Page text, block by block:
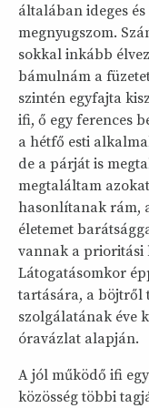
általában ideges
megnyugszom.
sokkal inkább
bámulnám a
szintén egyfajta
ifi, ő egy ferences
a hétfő esti
de a párját is
megtaláltam
hasonlítanak rám,
életemet
vannak a prioritási
Látogatásomkor
tartására, a böjtről
szolgálatának éve
óravázlat alapján.
A jól működő ifi
közösség többi